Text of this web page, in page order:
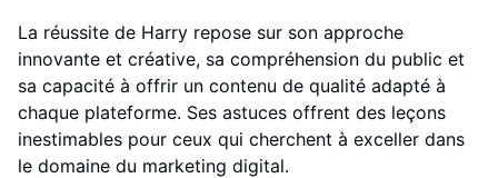
La réussite de Harry repose sur son approche
innovante et créative, sa compréhension du public et
sa capacité à offrir un contenu de qualité adapté à
chaque plateforme. Ses astuces offrent des leçons
inestimables pour ceux qui cherchent à exceller dans
le domaine du marketing digital.